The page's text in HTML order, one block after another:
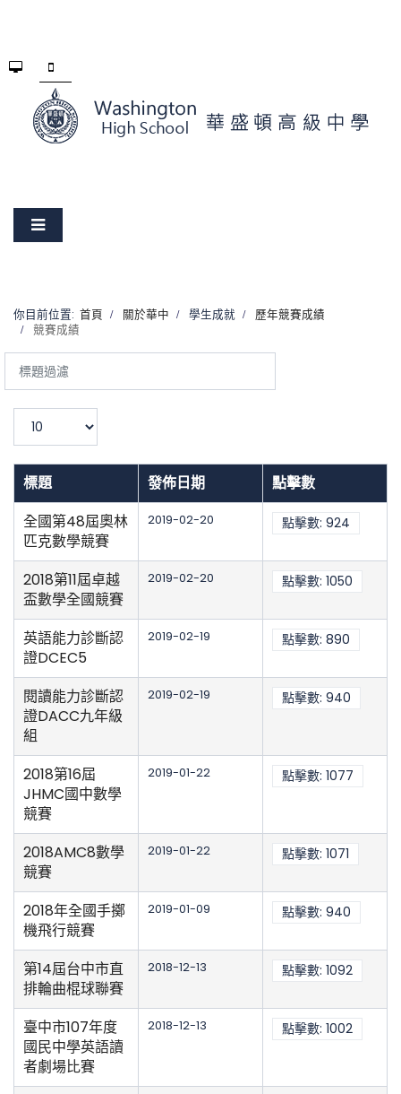
你目前位置: 首頁 關於華中 學生成就
歷年競賽成績
競賽成績
過
濾
數
目
標題 發佈日期
點擊數
全國第48屆奧林
匹克數學競賽
2019-02-20 點擊數: 924
2018第11屆卓越
盃數學全國競賽
2019-02-20 點擊數: 1050
英語能力診斷認
證DCEC5
2019-02-19 點擊數: 890
閱讀能力診斷認
證DACC九年級
組
2019-02-19 點擊數: 940
2018第16屆
JHMC國中數學
競賽
2019-01-22 點擊數: 1077
2018AMC8數學
競賽
2019-01-22 點擊數: 1071
2018年全國手擲
機飛行競賽
2019-01-09 點擊數: 940
第14屆台中市直
排輪曲棍球聯賽
2018-12-13 點擊數: 1092
臺中市107年度
國民中學英語讀
者劇場比賽
2018-12-13 點擊數: 1002